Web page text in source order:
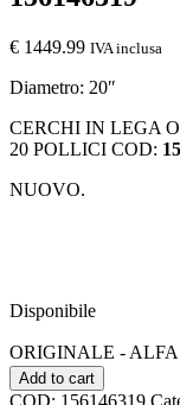
€ 1449.99 IVA inclusa
Diametro: 20″
CERCHI IN LEGA
20 POLLICI COD:
NUOVO.
Disponibile
ORIGINALE - ALFA
Add to cart
COD: 156146319